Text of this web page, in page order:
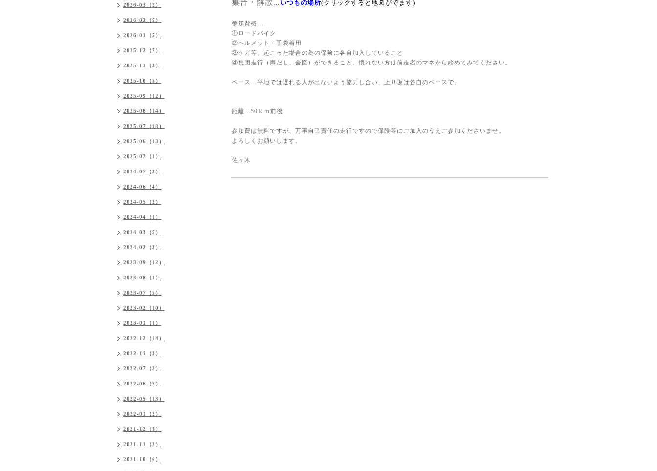
集合・解散 … いつもの場所(クリックすると地図がでます)
参加資格 …
①ロードバイク
②ヘルメット・手袋着用
③ケガ等、起こった場合の為の保険に各自加入していること
④集団走行（声だし、合図）ができること。慣れない方は前走者のマネから始めてみてください。
ペース …平地では遅れる人が出ないよう協力し合い、上り坂は各自のペースで。
距離…50ｋｍ前後
参加費は無料ですが、万事自己責任の走行ですので保険等にご加入のうえご参加くださいませ。
よろしくお願いします。
佐々木
2026-03（2）
2026-02（5）
2026-01（5）
2025-12（7）
2025-11（3）
2025-10（5）
2025-09（12）
2025-08（14）
2025-07（18）
2025-06（13）
2025-02（1）
2024-07（3）
2024-06（4）
2024-05（2）
2024-04（1）
2024-03（5）
2024-02（3）
2023-09（12）
2023-08（1）
2023-07（5）
2023-02（10）
2023-01（1）
2022-12（14）
2022-11（3）
2022-07（2）
2022-06（7）
2022-05（13）
2022-01（2）
2021-12（5）
2021-11（2）
2021-10（6）